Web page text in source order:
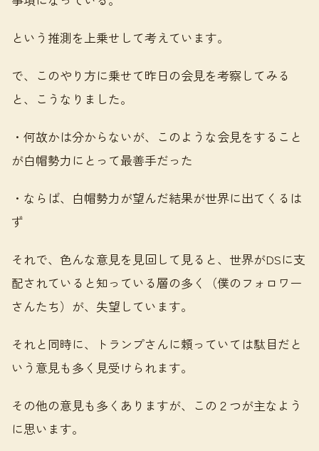
という推測を上乗せして考えています。
で、このやり方に乗せて昨日の会見を考察してみる
と、こうなりました。
・何故かは分からないが、このような会見をすること
が白帽勢力にとって最善手だった
・ならば、白帽勢力が望んだ結果が世界に出てくるは
ず
それで、色んな意見を見回して見ると、世界がDSに支
配されていると知っている層の多く（僕のフォロワー
さんたち）が、失望しています。
それと同時に、トランプさんに頼っていては駄目だと
いう意見も多く見受けられます。
その他の意見も多くありますが、この２つが主なよう
に思います。